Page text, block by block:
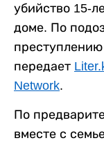
убийство 15-
доме. По
передает
Network.
По
вместе с